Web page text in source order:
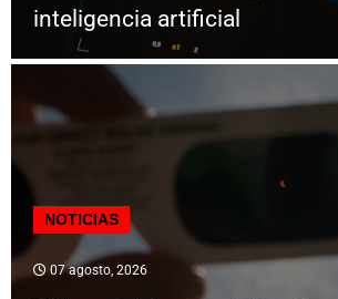
inteligencia artificial
NOTICIAS
07 agosto, 2026